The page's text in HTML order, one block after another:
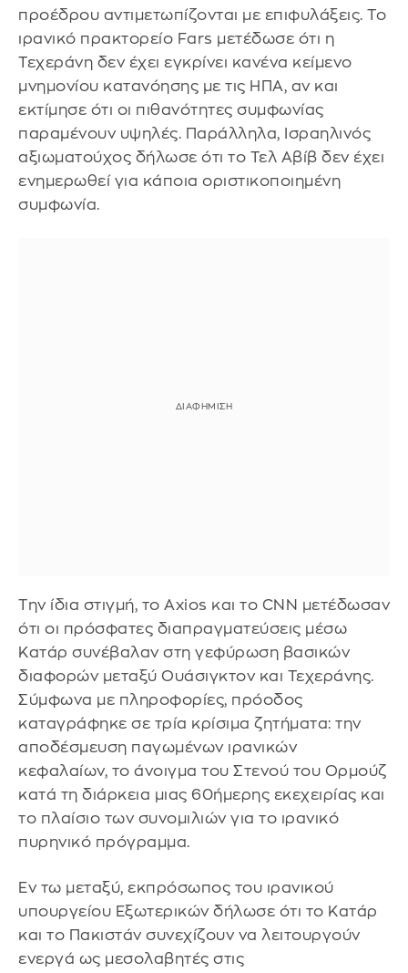
προέδρου αντιμετωπίζονται με επιφυλάξεις. Το
ιρανικό πρακτορείο Fars μετέδωσε ότι η
Τεχεράνη δεν έχει εγκρίνει κανένα κείμενο
μνημονίου κατανόησης με τις ΗΠΑ, αν και
εκτίμησε ότι οι πιθανότητες συμφωνίας
παραμένουν υψηλές. Παράλληλα, Ισραηλινός
αξιωματούχος δήλωσε ότι το Τελ Αβίβ δεν έχει
ενημερωθεί για κάποια οριστικοποιημένη
συμφωνία.
Την ίδια στιγμή, το Axios και το CNN μετέδωσαν
ότι οι πρόσφατες διαπραγματεύσεις μέσω
Κατάρ συνέβαλαν στη γεφύρωση βασικών
διαφορών μεταξύ Ουάσιγκτον και Τεχεράνης.
Σύμφωνα με πληροφορίες, πρόοδος
καταγράφηκε σε τρία κρίσιμα ζητήματα: την
αποδέσμευση παγωμένων ιρανικών
κεφαλαίων, το άνοιγμα του Στενού του Ορμούζ
κατά τη διάρκεια μιας 60ήμερης εκεχειρίας και
το πλαίσιο των συνομιλιών για το ιρανικό
πυρηνικό πρόγραμμα.
Εν τω μεταξύ, εκπρόσωπος του ιρανικού
υπουργείου Εξωτερικών δήλωσε ότι το Κατάρ
και το Πακιστάν συνεχίζουν να λειτουργούν
ενεργά ως μεσολαβητές στις